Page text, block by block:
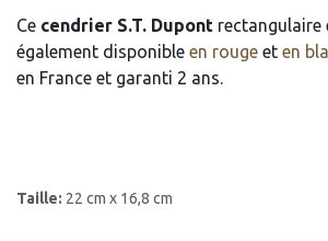
Ce cendrier S.T. Dupont rectangulaire
également disponible en rouge et en
en France et garanti 2 ans.
Taille: 22 cm x 16,8 cm